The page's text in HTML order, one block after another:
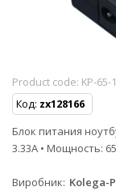
Product code: KP-65-
Код: zx128166
Блок питания
3.33A • Мощность:
Виробник Kolega-